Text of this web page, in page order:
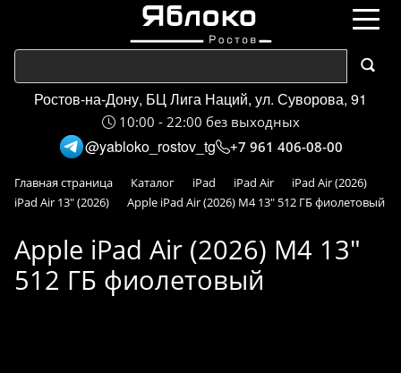
Ростов-на-Дону, БЦ Лига Наций, ул. Суворова, 91
10:00 - 22:00 без выходных
@yabloko_rostov_tg +7 961 406-08-00
Главная страница Каталог iPad iPad Air
iPad Air (2026)
iPad Air 13" (2026)
Apple iPad Air (2026) M4 13" 512 ГБ фиолетовый
Apple iPad Air (2026) M4 13"
512 ГБ фиолетовый